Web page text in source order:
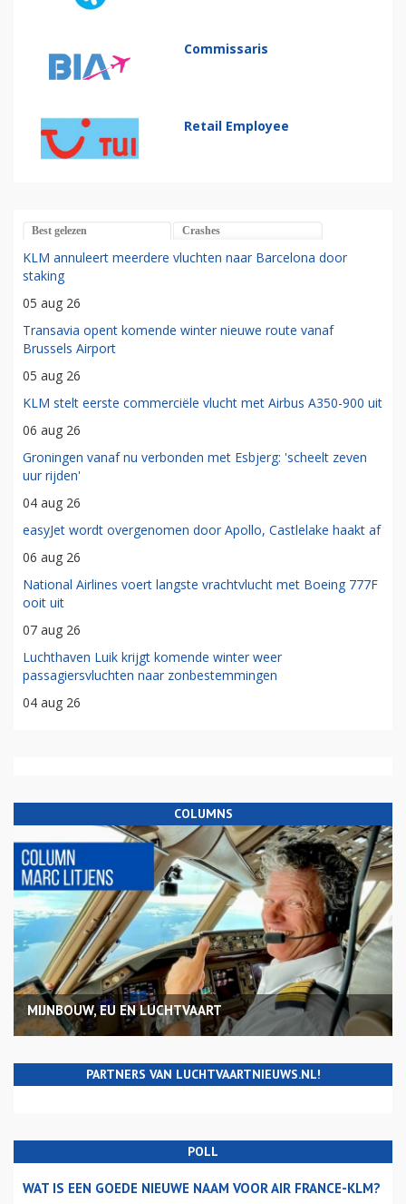
Commissaris
Retail Employee
Best gelezen Crashes
KLM annuleert meerdere vluchten naar Barcelona door
staking
05 aug 26
Transavia opent komende winter nieuwe route vanaf
Brussels Airport
05 aug 26
KLM stelt eerste commerciële vlucht met Airbus A350-900 uit
06 aug 26
Groningen vanaf nu verbonden met Esbjerg: 'scheelt zeven
uur rijden'
04 aug 26
easyJet wordt overgenomen door Apollo, Castlelake haakt af
06 aug 26
National Airlines voert langste vrachtvlucht met Boeing 777F
ooit uit
07 aug 26
Luchthaven Luik krijgt komende winter weer
passagiersvluchten naar zonbestemmingen
04 aug 26
COLUMNS
MIJNBOUW, EU EN LUCHTVAART
PARTNERS VAN LUCHTVAARTNIEUWS.NL!
POLL
WAT IS EEN GOEDE NIEUWE NAAM VOOR AIR FRANCE-KLM?